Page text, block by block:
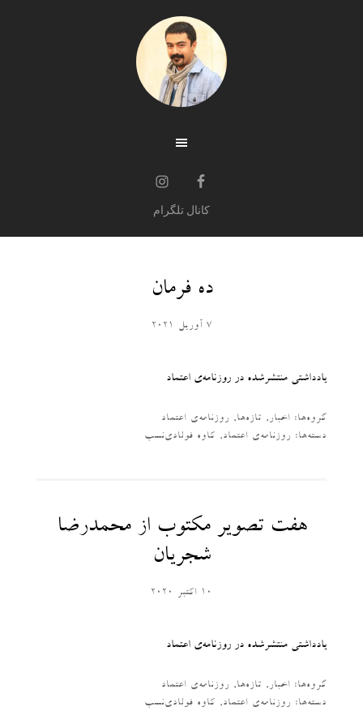
کانال تلگرام
ده فرمان
7 آوریل 2021
یادداشتی منتشرشده در روزنامه‌‌ی اعتماد
گروه‌ها: اخبار, تازه‌ها, روزنامه‌ی اعتماد
دسته‌‌ها: روزنامه‌ی اعتماد, کاوه فولادی‌نسب
هفت تصویر مکتوب از محمدرضا
شجریان
10 اکتبر 2020
یادداشتی منتشرشده در روزنامه‌‌ی اعتماد
گروه‌ها: اخبار, تازه‌ها, روزنامه‌ی اعتماد
دسته‌‌ها: روزنامه‌ی اعتماد, کاوه فولادی‌نسب